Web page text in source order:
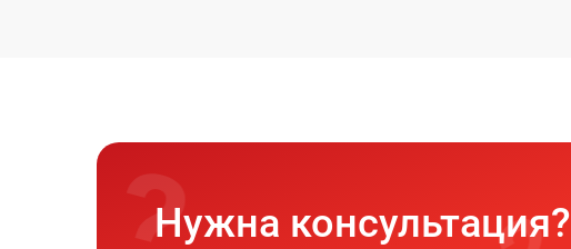
Нужна консультация?